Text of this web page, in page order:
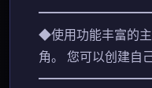
◆使用功能丰富的
角。 您可以创建